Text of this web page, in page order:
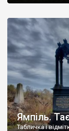
Ямпіль.
Табличка і